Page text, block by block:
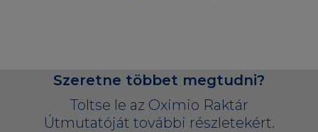
Szeretne többet megtudni?
Töltse le az Oximio Raktár
Útmutatóját további részletekért.